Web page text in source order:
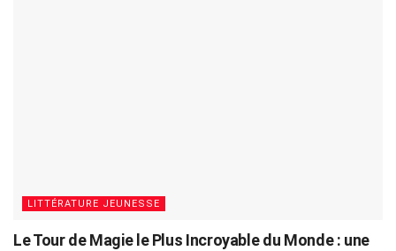
LITTÉRATURE JEUNESSE
Le Tour de Magie le Plus Incroyable du Monde : une